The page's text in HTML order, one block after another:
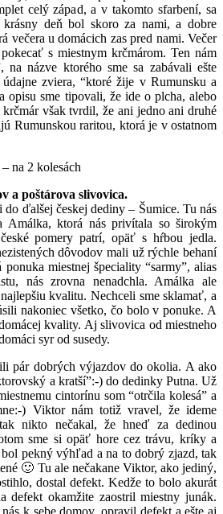
celý západ, a v takomto sfarbení, sa
deň bol skoro za nami, a dobre
večera u domácich zas pred nami. Večer
s miestnym krčmárom. Ten nám
na názve ktorého sme sa zabávali ešte
zviera, “ktoré žije v Rumunsku a
opisu sme tipovali, že ide o plcha, alebo
však tvrdil, že ani jedno ani druhé
Rumunskou raritou, ktorá je v ostatnom
a poštárova slivovica.
do ďalšej českej dediny – Šumice. Tu nás
Amálka, ktorá nás privítala so širokým
pomery patrí, opäť s hŕbou jedla.
dôvodov mali už rýchle behaní
miestnej špeciality “sarmy”, alias
nás zrovna nenadchla. Amálka ale
kvalitu. Nechceli sme sklamať, a
nakoniec všetko, čo bolo v ponuke. A
kvality. Aj slivovica od miestneho
syr od susedy.
pár dobrých výjazdov do okolia. A ako
a kratší”:-) do dedinky Putna. Už
cintorínu som “otrčila kolesá” a
) Viktor nám totiž vravel, že ideme
nikto nečakal, že hneď za dedinou
sme si opäť hore cez trávu, kríky a
pekný výhľad a na to dobrý zjazd, tak
🙂 Tu ale nečakane Viktor, ako jediný,
dostal defekt. Kedže to bolo akurát
defekt okamžite zaostril miestny junák.
k sebe domov, opravil defekt a ešte aj